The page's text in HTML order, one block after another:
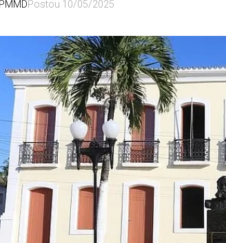
PMMDPostou 10/05/2025